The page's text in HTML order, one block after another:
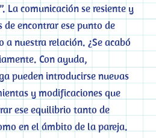
La comunicación se resiente y
de encontrar ese punto de
a nuestra relación. ¿Se acabó
Con ayuda,
pueden introducirse nuevas
y modificaciones que
ese equilibrio tanto de
en el ámbito de la pareja.